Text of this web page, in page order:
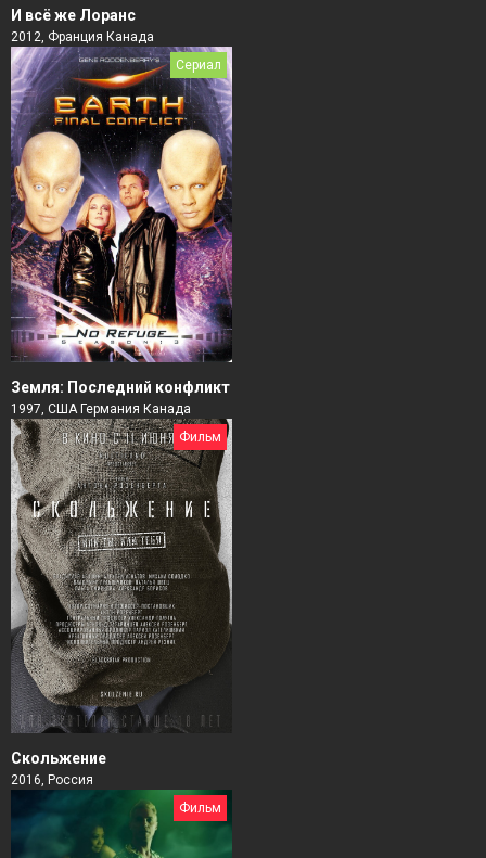
И всё же Лоранс
2012, Франция Канада
Сериал
Земля: Последний конфликт
1997, США Германия Канада
Фильм
Скольжение
2016, Россия
Фильм